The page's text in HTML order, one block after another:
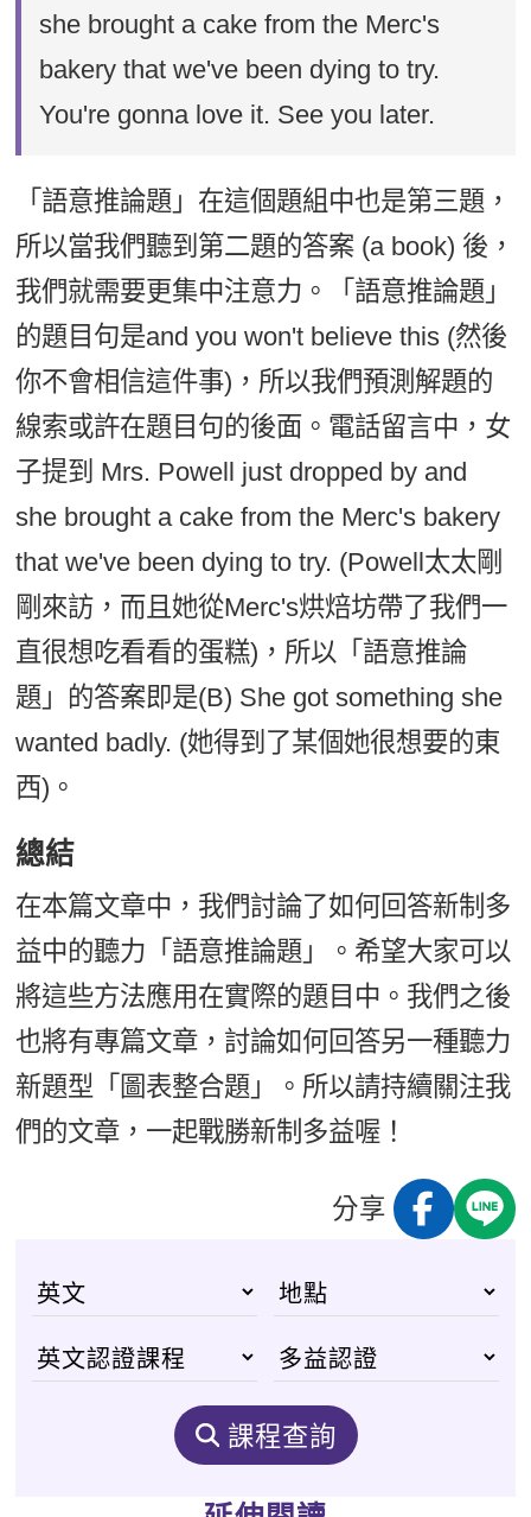
she brought a cake from the Merc's
bakery that we've been dying to try.
You're gonna love it. See you later.
「語意推論題」在這個題組中也是第三題，
所以當我們聽到第二題的答案 (a book) 後，
我們就需要更集中注意力。「語意推論題」
的題目句是and you won't believe this (然後
你不會相信這件事)，所以我們預測解題的
線索或許在題目句的後面。電話留言中，女
子提到 Mrs. Powell just dropped by and
she brought a cake from the Merc's bakery
that we've been dying to try. (Powell太太剛
剛來訪，而且她從Merc's烘焙坊帶了我們一
直很想吃看看的蛋糕)，所以「語意推論
題」的答案即是(B) She got something she
wanted badly. (她得到了某個她很想要的東
西)。
總結
在本篇文章中，我們討論了如何回答新制多
益中的聽力「語意推論題」。希望大家可以
將這些方法應用在實際的題目中。我們之後
也將有專篇文章，討論如何回答另一種聽力
新題型「圖表整合題」。所以請持續關注我
們的文章，一起戰勝新制多益喔！
分享
課程查詢